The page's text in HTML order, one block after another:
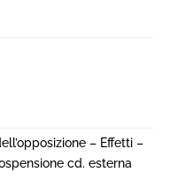
– Effetti –
cd. esterna